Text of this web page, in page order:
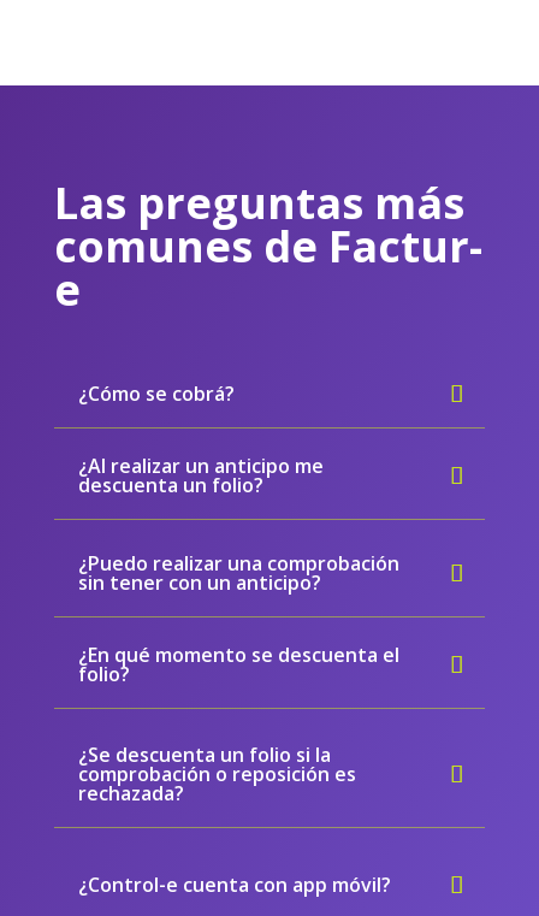
Las preguntas más
comunes de Factur-
e
¿Cómo se cobrá?
¿Al realizar un anticipo me
descuenta un folio?
¿Puedo realizar una comprobación
sin tener con un anticipo?
¿En qué momento se descuenta el
folio?
¿Se descuenta un folio si la
comprobación o reposición es
rechazada?
¿Control-e cuenta con app móvil?